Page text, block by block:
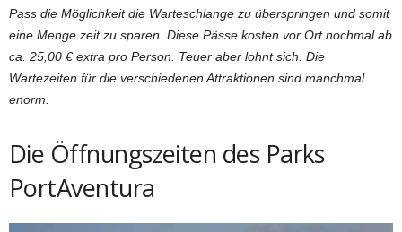
Pass die Möglichkeit die Warteschlange zu überspringen und somit
eine Menge zeit zu sparen. Diese Pässe kosten vor Ortnochmal ab
ca. 25,00 € extra pro Person. Teuer aber lohnt sich. Die
Wartezeiten für die verschiedenen Attraktionen sind manchmal
enorm.
Die Öffnungszeiten des Parks
PortAventura